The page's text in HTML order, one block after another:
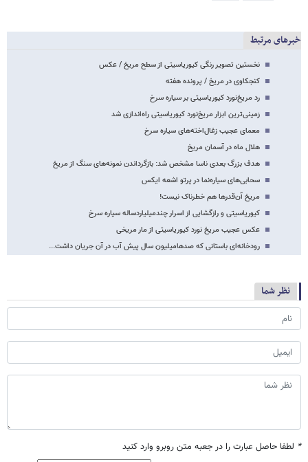
خبرهای مرتبط
نخستین تصویر رنگی کیوریاسیتی از سطح مریخ / عکس
کنجکاوی در مریخ / پرونده هفته
رد مریخ‌نورد کیوریاسیتی بر سیاره سرخ
زمینی‌ترین ابزار مریخ‌نورد کیوریاسیتی راه‌اندازی شد
معمای عجیب زغال‌اخته‌های سیاره سرخ
هلال ماه در آسمان مریخ
هدف بزرگ بعدی ناسا مشخص شد: بازگرداندن نمونه‌های سنگ از مریخ
سحابی‌های سیاره‌نما در پرتو اشعه ایکس
مریخ آن‌قدرها هم خطرناک نیست!
کیوریاسیتی و رازگشایی از اسرار چندمیلیاردساله سیاره سرخ
عکس عجیب مریخ نورد کیوریاسیتی از مار مریخی
رودخانه‌ای باستانی که صدهامیلیون سال پیش آب در آن جریان داشت...
نظر شما
* لطفا حاصل عبارت را در جعبه متن روبرو وارد کنید